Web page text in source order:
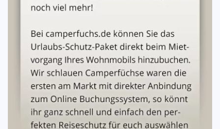
Vergütung beanspruchen, die Kosten für den
zum Tagespreis vergüten.
Versicherung
Das Fahrzeug ist als Selbstfahrervermietfahrzeug wie folgt
versichert: Kfz-Haftpflichtversicherung mit einer
Deckungssumme von mindestens 65 Mio. EUR pauschal.
Teil- und Vollkaskoversicherung mit einer
Selbstbeteiligung in Höhe von 1500 € Teilkasko und
1500 € Vollkasko.Die Kaskoversicherung gilt innerhalb
der geografischen Grenzen Europas.